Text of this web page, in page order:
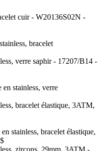
bracelet
stainless, verre
stainless, bracelet élastique,